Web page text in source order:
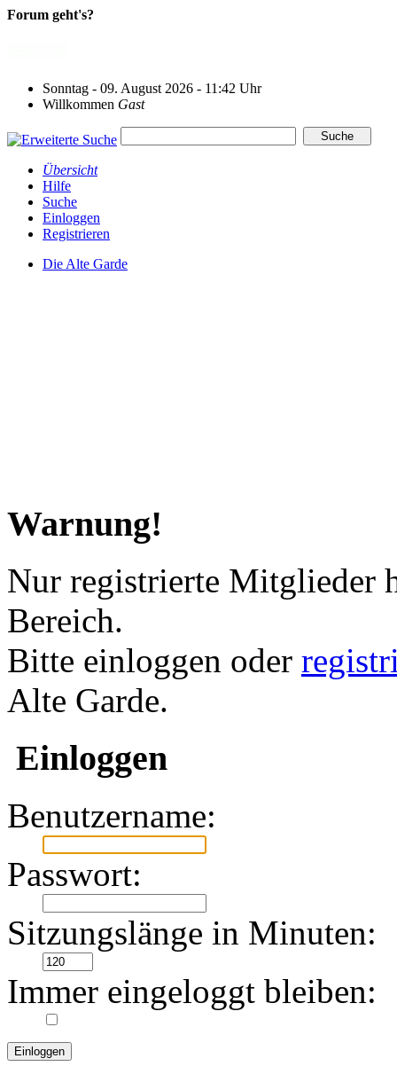
Forum geht's?
Sonntag - 09. August 2026 - 11:42 Uhr
Willkommen Gast
Übersicht
Hilfe
Suche
Einloggen
Registrieren
Die Alte Garde
Warnung!
Nur registrierte Mitglieder
Bereich.
Bitte einloggen oder
Alte Garde.
Einloggen
Benutzername:
Passwort:
Sitzungslänge in Minuten:
Immer eingeloggt bleiben: